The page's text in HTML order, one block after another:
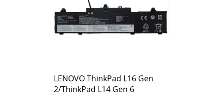
LENOVO ThinkPad L16 Gen
2/ThinkPad L14 Gen 6